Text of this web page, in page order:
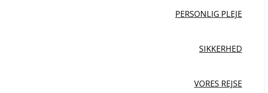
PERSONLIG PLEJE
SIKKERHED
VORES REJSE